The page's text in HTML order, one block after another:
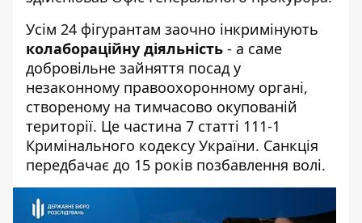
Усім 24 фігурантам заочно інкримінують
колабораційну діяльність - а саме
добровільне зайняття посад у
незаконному правоохоронному органі,
створеному на тимчасово окупованій
території. Це частина 7 статті 111-1
Кримінального кодексу України. Санкція
передбачає до 15 років позбавлення волі.